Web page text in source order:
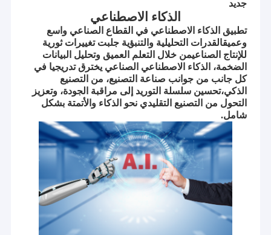
جديد
الذكاء الاصطناعي
تطبيق الذكاء الاصطناعي في القطاع الصناعي واسع
وعميقالقدرات التحليلية والتنبؤية جلبت تغييرات ثورية
للإنتاج الصناعيمن خلال التعلم العميق وتحليل البيانات
الضخمة، الذكاء الاصطناعي الصناعي يخترق تدريجيا في
كل جانب من جوانب صناعة التصنيع، من التصنيع
الذكي،تحسين سلسلة التوريد إلى مراقبة الجودة، وتعزيز
التحول من التصنيع التقليدي نحو الذكاء والأتمتة بشكل
شامل.